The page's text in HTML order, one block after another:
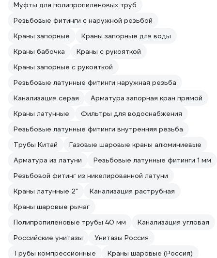
Муфты для полипропиленовых труб
Резьбовые фитинги с наружной резьбой
Краны запорные
Краны запорные для воды
Краны бабочка
Краны с рукояткой
Краны запорные с рукояткой
Резьбовые латунные фитинги наружная резьба
Канализация серая
Арматура запорная кран прямой
Краны латунные
Фильтры для водоснабжения
Резьбовые латунные фитинги внутренняя резьба
Трубы Китай
Газовые шаровые краны алюминиевые
Арматура из латуни
Резьбовые латунные фитинги 1 мм
Резьбовой фитинг из никелированной латуни
Краны латунные 2"
Канализация раструбная
Краны шаровые рычаг
Полипропиленовые трубы 40 мм
Канализация угловая
Российские унитазы
Унитазы Россия
Трубы компрессионные
Краны шаровые (Россия)